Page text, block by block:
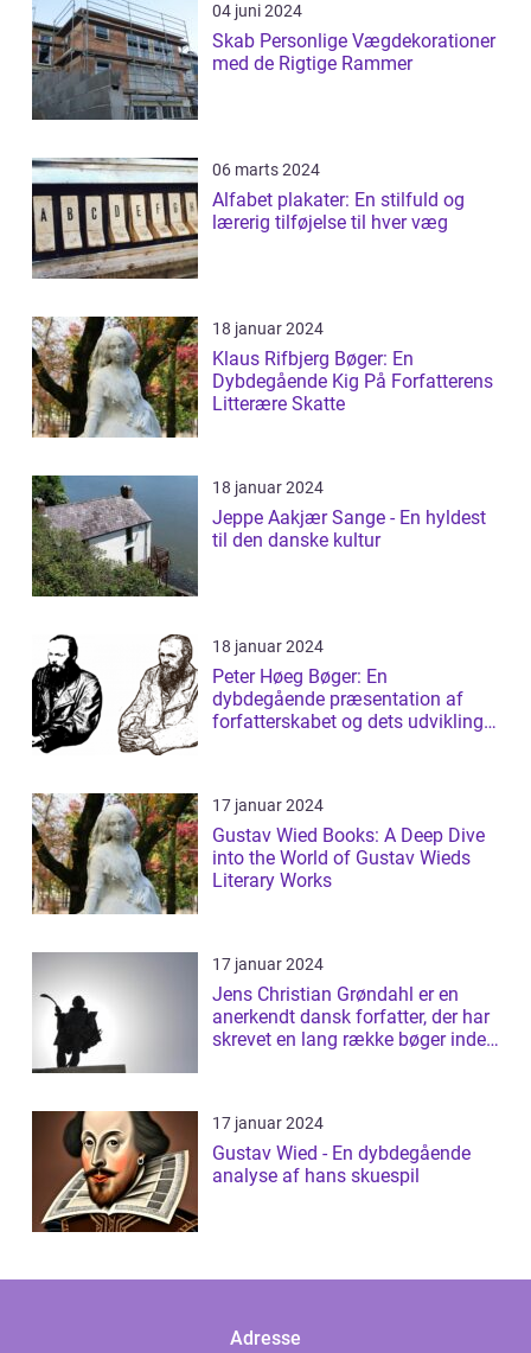
04 juni 2024
Skab Personlige Vægdekorationer
med de Rigtige Rammer
06 marts 2024
Alfabet plakater: En stilfuld og
lærerig tilføjelse til hver væg
18 januar 2024
Klaus Rifbjerg Bøger: En
Dybdegående Kig På Forfatterens
Litterære Skatte
18 januar 2024
Jeppe Aakjær Sange - En hyldest
til den danske kultur
18 januar 2024
Peter Høeg Bøger: En
dybdegående præsentation af
forfatterskabet og dets udvikling
17 januar 2024
Gustav Wied Books: A Deep Dive
into the World of Gustav Wieds
Literary Works
17 januar 2024
Jens Christian Grøndahl er en
anerkendt dansk forfatter, der har
skrevet en lang række bøger inden
17 januar 2024
Gustav Wied - En dybdegående
analyse af hans skuespil
Adresse